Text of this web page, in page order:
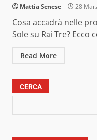
Mattia Senese 28
Cosa accadrà nelle
Sole su Rai Tre? Ecco
Read More
CERCA